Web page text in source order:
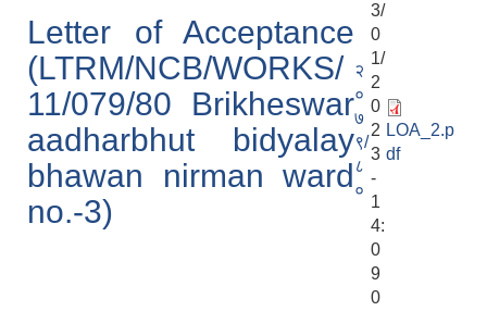
Letter of Acceptance
(LTRM/NCB/WORKS/
11/079/80 Brikheswar
aadharbhut bidyalay
bhawan nirman ward
no.-3)
२
०
७
९/
८
०
3/
0
1/
2
0
2
3
-
1
4:
0
9
LOA_2.p
df
0